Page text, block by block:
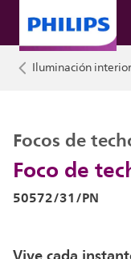
Iluminación interior
Foco de
Focos de
50572/31/PN